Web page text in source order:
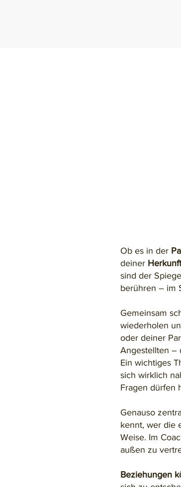
Ob es in der
deiner
sind der
berühren – im
Gemeinsam
wiederholen
oder deiner
Angestellten –
Ein wichtiges
sich wirklich
Fragen dürfen
Genauso
kennt, wer die
Weise. Im
außen zu
Beziehungen